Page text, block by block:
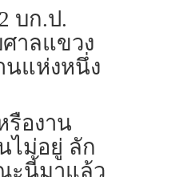
บก.ป.
าลแขวง
นแห่งหนึ่ง
รืองาน
ไม่อยู่ ลัก
ะนี้มาแล้ว